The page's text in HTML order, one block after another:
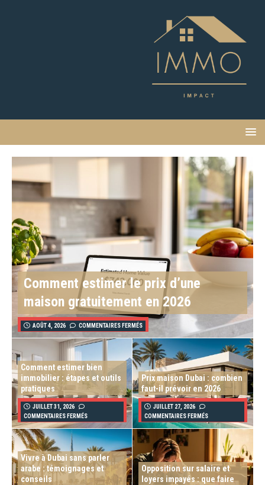
Comment estimer le prix d’une
maison gratuitement en 2026
AOÛT 4, 2026 COMMENTAIRES FERMÉS
Comment estimer bien
immobilier : étapes et outils
pratiques
JUILLET 31, 2026
COMMENTAIRES FERMÉS
Prix maison Dubai : combien
faut-il prévoir en 2026
JUILLET 27, 2026
COMMENTAIRES FERMÉS
Vivre à Dubai sans parler
arabe : témoignages et
conseils
Opposition sur salaire et
loyers impayés : que faire